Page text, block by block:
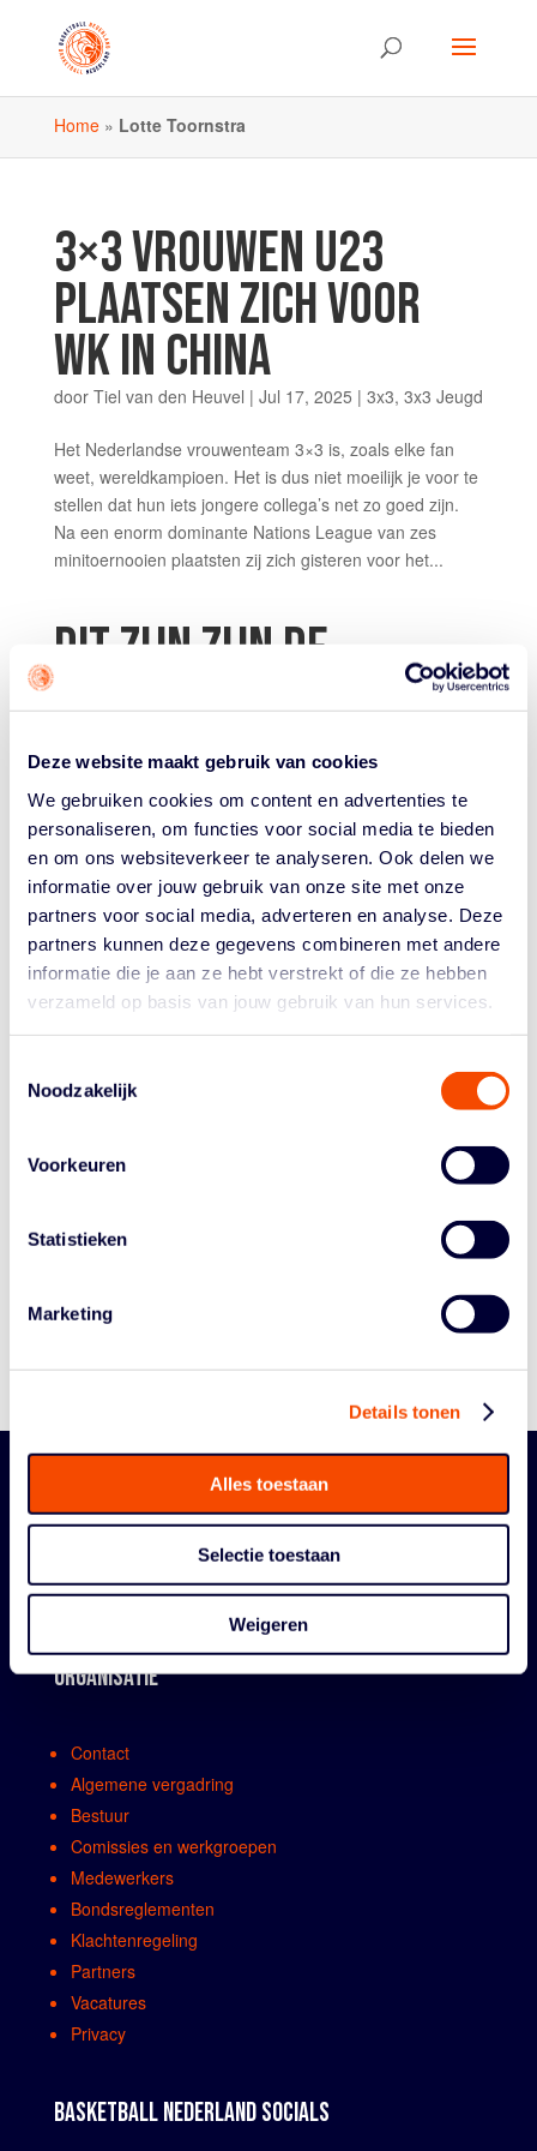
Deze website maakt gebruik van cookies
We gebruiken cookies om content en advertenties te
personaliseren, om functies voor social media te bieden
en om ons websiteverkeer te analyseren. Ook delen we
informatie over jouw gebruik van onze site met onze
partners voor social media, adverteren en analyse. Deze
partners kunnen deze gegevens combineren met andere
informatie die je aan ze hebt verstrekt of die ze hebben
verzameld op basis van jouw gebruik van hun services.
Noodzakelijk
Voorkeuren
Statistieken
Marketing
Details tonen
Alles toestaan
Selectie toestaan
Weigeren
Home» Lotte Toornstra
3×3 VROUWEN U23
PLAATSEN ZICH VOOR
WK IN CHINA
door Tiel van den Heuvel | Jul 17, 2025 | 3x3, 3x3 Jeugd
Het Nederlandse vrouwenteam 3×3 is, zoals elke fan
weet, wereldkampioen. Het is dus niet moeilijk je voor te
stellen dat hun iets jongere collega’s net zo goed zijn.
Na een enorm dominante Nations League van zes
minitoernooien plaatsten zij zich gisteren voor het...
DIT ZIJN ZIJN DE
WINNAARS VAN DE WBL
AWARDS 2025
doorbasketball|May 23, 2025|Meiden,WBL
De WBL Awards 2025 voor het reguliere seizoen in de
Womens Basketball League zijn de afgelopen week
uitgereikt. Tijdens de eerste finalewedstrijd tussen GBI
Van Dijk Grasshoppers en TopKip Lions, en later bij
game 2, werden deze scheidsrechter, coach en
speelsters...
Algemene Vergadering
Medewerkers
ORGANISATIE
Contact
Algemene vergadring
Bestuur
Comissies en werkgroepen
Medewerkers
Bondsreglementen
Klachtenregeling
Partners
Vacatures
Privacy
BASKETBALL NEDERLAND SOCIALS